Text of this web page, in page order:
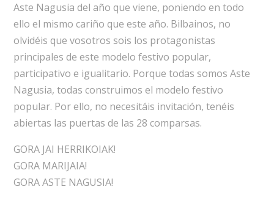
Aste Nagusia del año que viene, poniendo en todo
ello el mismo cariño que este año. Bilbainos, no
olvidéis que vosotros sois los protagonistas
principales de este modelo festivo popular,
participativo e igualitario. Porque todas somos Aste
Nagusia, todas construimos el modelo festivo
popular. Por ello, no necesitáis invitación, tenéis
abiertas las puertas de las 28 comparsas.
GORA JAI HERRIKOIAK!
GORA MARIJAIA!
GORA ASTE NAGUSIA!